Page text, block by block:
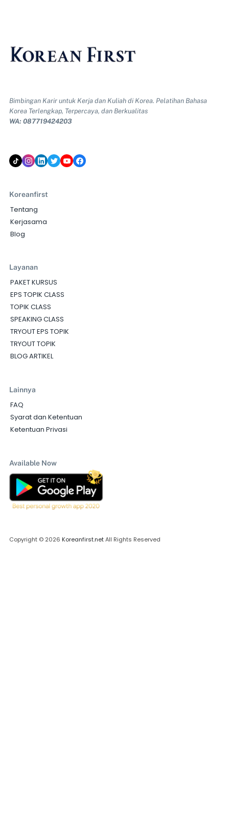
Bimbingan Karir untuk Kerja dan Kuliah di Korea. Pelatihan Bahasa
Korea Terlengkap, Terpercaya, dan Berkualitas
WA: 087719424203
Koreanfirst
Tentang
Kerjasama
Blog
Layanan
PAKET KURSUS
EPS TOPIK CLASS
TOPIK CLASS
SPEAKING CLASS
TRYOUT EPS TOPIK
TRYOUT TOPIK
BLOG ARTIKEL
Lainnya
FAQ
Syarat dan Ketentuan
Ketentuan Privasi
Available Now
Copyright © 2026 Koreanfirst.netAll Rights Reserved